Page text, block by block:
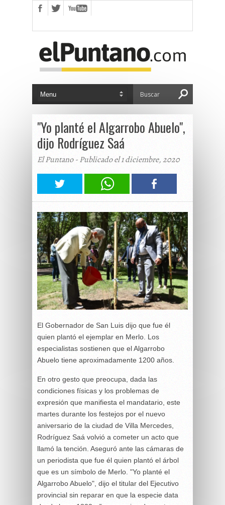
"Yo planté el Algarrobo Abuelo",
dijo Rodríguez Saá
El Puntano - Publicado el 1 diciembre, 2020
El Gobernador de San Luis dijo que fue él
quien plantó el ejemplar en Merlo. Los
especialistas sostienen que el Algarrobo
Abuelo tiene aproximadamente 1200 años.
En otro gesto que preocupa, dada las
condiciones físicas y los problemas de
expresión que manifiesta el mandatario, este
martes durante los festejos por el nuevo
aniversario de la ciudad de Villa Mercedes,
Rodríguez Saá volvió a cometer un acto que
llamó la tención. Aseguró ante las cámaras de
un periodista que fue él quien plantó el árbol
que es un símbolo de Merlo. "Yo planté el
Algarrobo Abuelo", dijo el titular del Ejecutivo
provincial sin reparar en que la especie data